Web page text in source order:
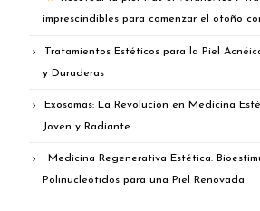
imprescindibles para comenzar el otoño
Tratamientos Estéticos para la Piel
y Duraderas
Exosomas: La Revolución en Medicina
Joven y Radiante
Medicina Regenerativa Estética:
Polinucleótidos para una Piel Renovada